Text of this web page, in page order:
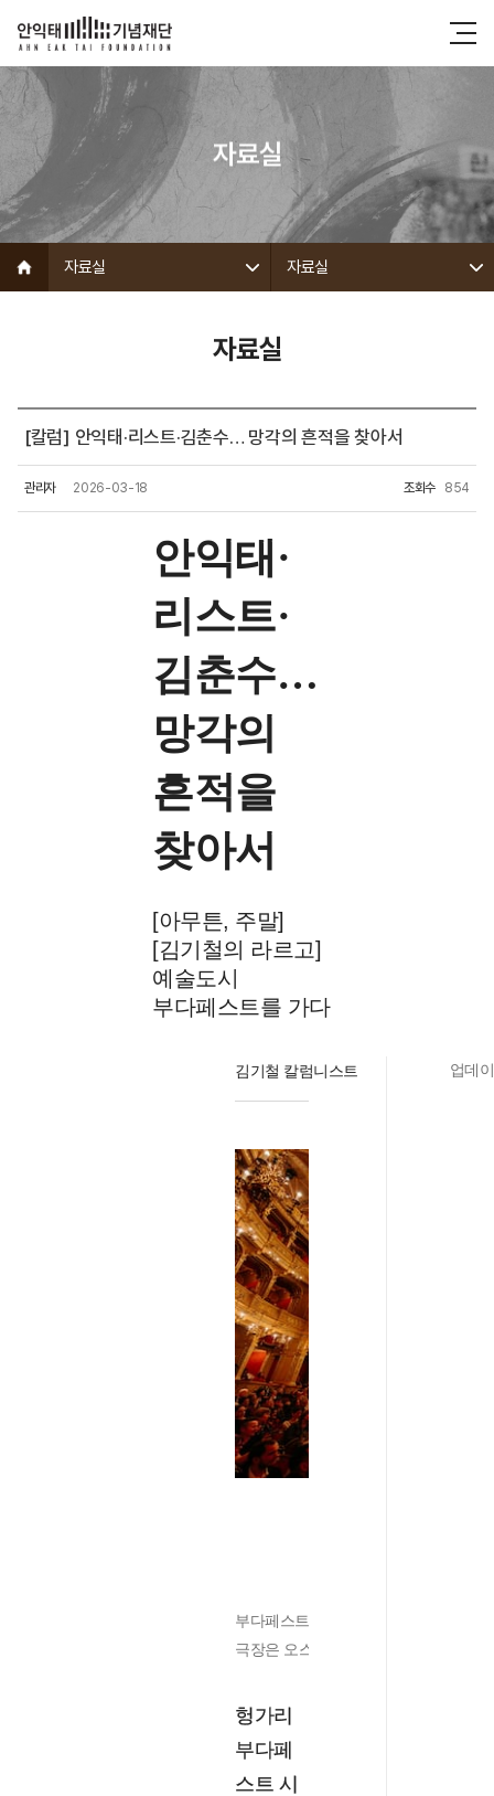
자료실
자료실 자료실
자료실
[칼럼] 안익태·리스트·김춘수… 망각의 흔적을 찾아서
관리자 2026-03-18 조회수 854
안익태·
리스트·
김춘수…
망각의
흔적을
찾아서
[아무튼, 주말]
[김기철의 라르고]
예술도시
부다페스트를 가다
김기철 칼럼니스트 업데
부다페스트 국립 오페라극장에서 리사
극장은 오스트리아·헝가리 제국 시절
헝가리
부다페
스트 시